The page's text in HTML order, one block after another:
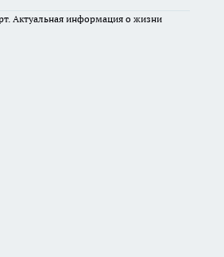
Актуальная информация о жизни